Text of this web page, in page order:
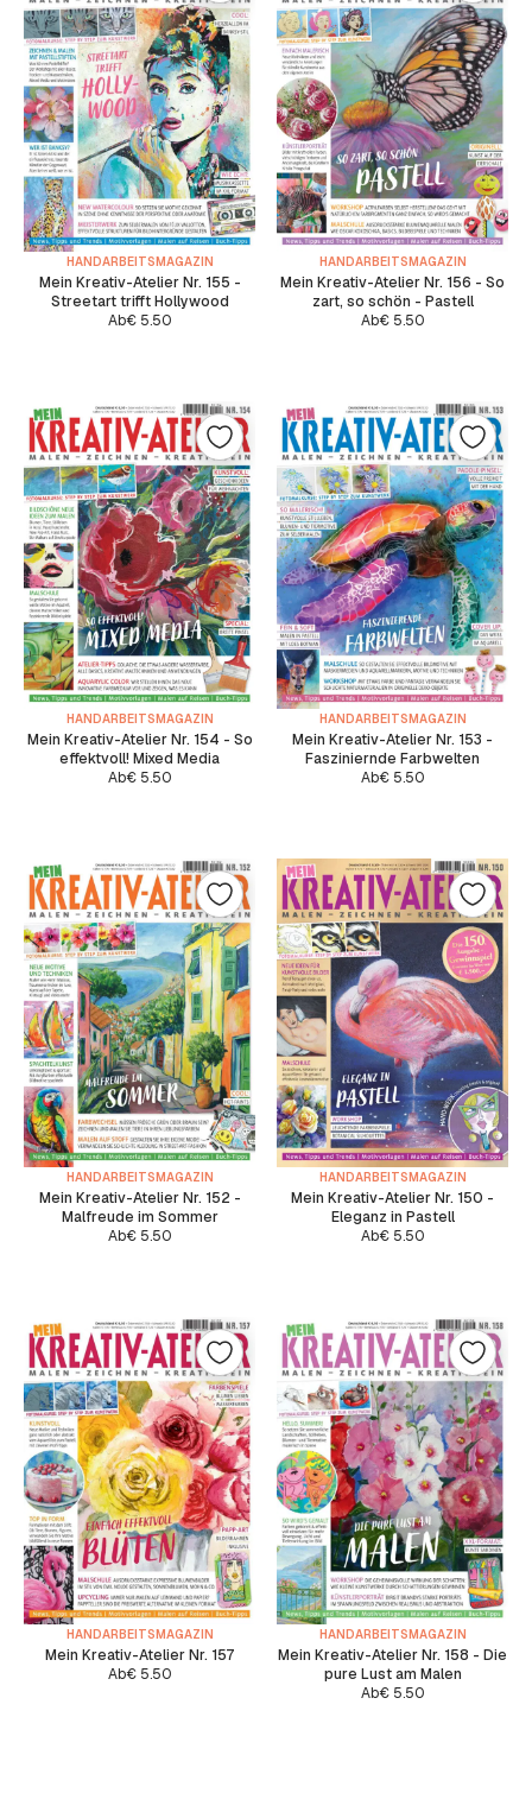
HANDARBEITSMAGAZIN
Mein Kreativ-Atelier Nr. 155 -
Streetart trifft Hollywood
Ab€5.50
HANDARBEITSMAGAZIN
Mein Kreativ-Atelier Nr. 156 - So
zart, so schön - Pastell
Ab€5.50
HANDARBEITSMAGAZIN
Mein Kreativ-Atelier Nr. 154 - So
effektvoll! Mixed Media
Ab€5.50
HANDARBEITSMAGAZIN
Mein Kreativ-Atelier Nr. 153 -
Fasziniernde Farbwelten
Ab€5.50
HANDARBEITSMAGAZIN
Mein Kreativ-Atelier Nr. 152 -
Malfreude im Sommer
Ab€5.50
HANDARBEITSMAGAZIN
Mein Kreativ-Atelier Nr. 150 -
Eleganz in Pastell
Ab€5.50
HANDARBEITSMAGAZIN
Mein Kreativ-Atelier Nr. 157
Ab€5.50
HANDARBEITSMAGAZIN
Mein Kreativ-Atelier Nr. 158 - Die
pure Lust am Malen
Ab€5.50